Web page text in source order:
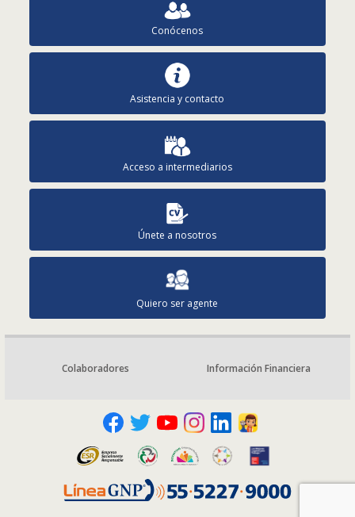
Conócenos
Asistencia y contacto
Acceso a intermediarios
Únete a nosotros
Quiero ser agente
Colaboradores Información Financiera